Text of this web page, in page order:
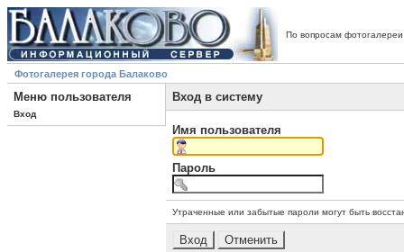
По вопросам
Фотогалерея города Балаково
Меню пользователя
Вход
Вход в систему
Имя пользователя
Пароль
Утраченные или забытые пароли могут быть